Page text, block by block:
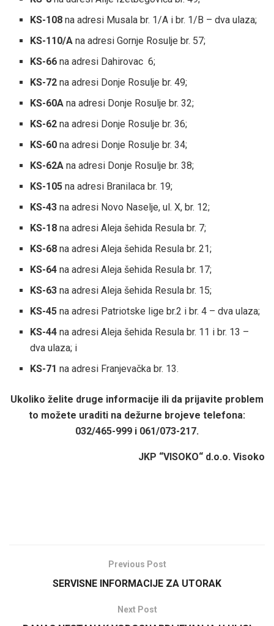
KS-108na adresi Musala br. 1/A i br. 1/B – dva ulaza;
KS-110/Ana adresi Gornje Rosulje br. 57;
KS-66na adresi Dahirovac 6;
KS-72na adresi Donje Rosulje br. 49;
KS-60A na adresi Donje Rosulje br. 32;
KS-62na adresi Donje Rosulje br. 36;
KS-60 na adresi Donje Rosulje br. 34;
KS-62Ana adresi Donje Rosulje br. 38;
KS-105na adresi Branilaca br. 19;
KS-43na adresi Novo Naselje, ul. X, br. 12;
KS-18 na adresi Aleja šehida Resula br. 7;
KS-68 na adresi Aleja šehida Resula br. 21;
KS-64 na adresi Aleja šehida Resula br. 17;
KS-63na adresi Aleja šehida Resula br. 15;
KS-45na adresi Patriotske lige br.2 i br. 4 – dva ulaza;
KS-44na adresi Aleja šehida Resula br. 11 i br. 13 –
dva ulaza; i
KS-71na adresi Franjevačka br. 13.
Ukoliko želite druge informacije ili da prijavite problem
to možete uraditi na dežurne brojeve telefona:
032/465-999 i 061/073-217.
JKP “VISOKO“ d.o.o. Visoko
Previous Post
SERVISNE INFORMACIJE ZA UTORAK
Next Post